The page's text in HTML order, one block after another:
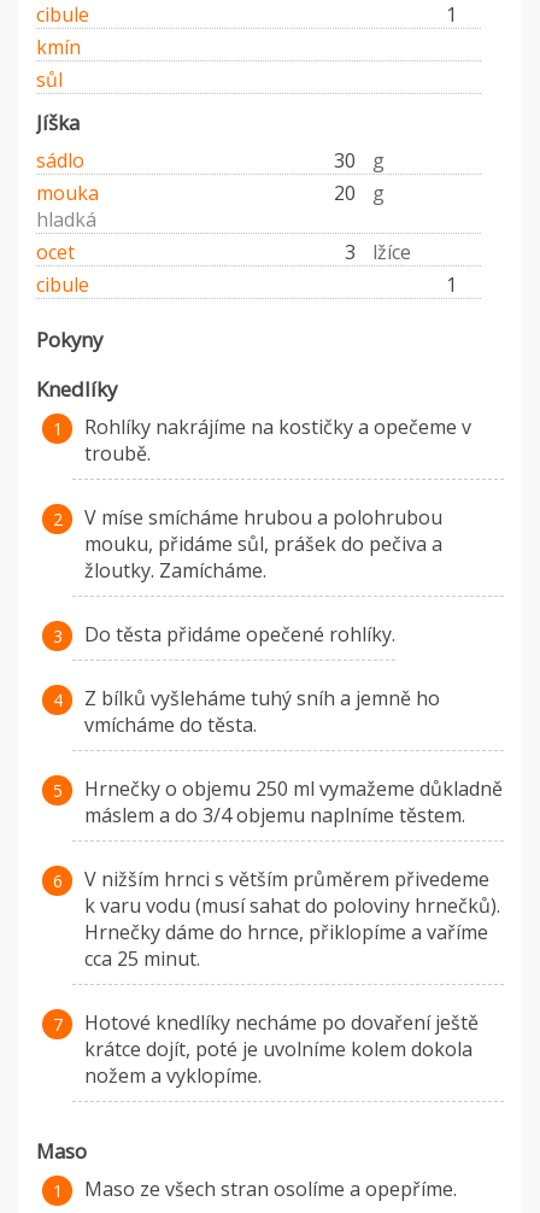
cibule
1
kmín
sůl
Jíška
sádlo 30
g
mouka
20
g
hladká
ocet
3
lžíce
cibule
1
Pokyny
Knedlíky
Rohlíky nakrájíme na kostičky a opečeme v
troubě.
V míse smícháme hrubou a polohrubou
mouku, přidáme sůl, prášek do pečiva a
žloutky. Zamícháme.
Do těsta přidáme opečené rohlíky.
Z bílků vyšleháme tuhý sníh a jemně ho
vmícháme do těsta.
Hrnečky o objemu 250 ml vymažeme důkladně
máslem a do 3/4 objemu naplníme těstem.
V nižším hrnci s větším průměrem přivedeme
k varu vodu (musí sahat do poloviny hrnečků).
Hrnečky dáme do hrnce, přiklopíme a vaříme
cca 25 minut.
Hotové knedlíky necháme po dovaření ještě
krátce dojít, poté je uvolníme kolem dokola
nožem a vyklopíme.
Maso
Maso ze všech stran osolíme a opepříme.